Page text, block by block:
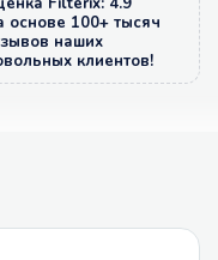
основе 100+ тысяч
наших
клиентов!